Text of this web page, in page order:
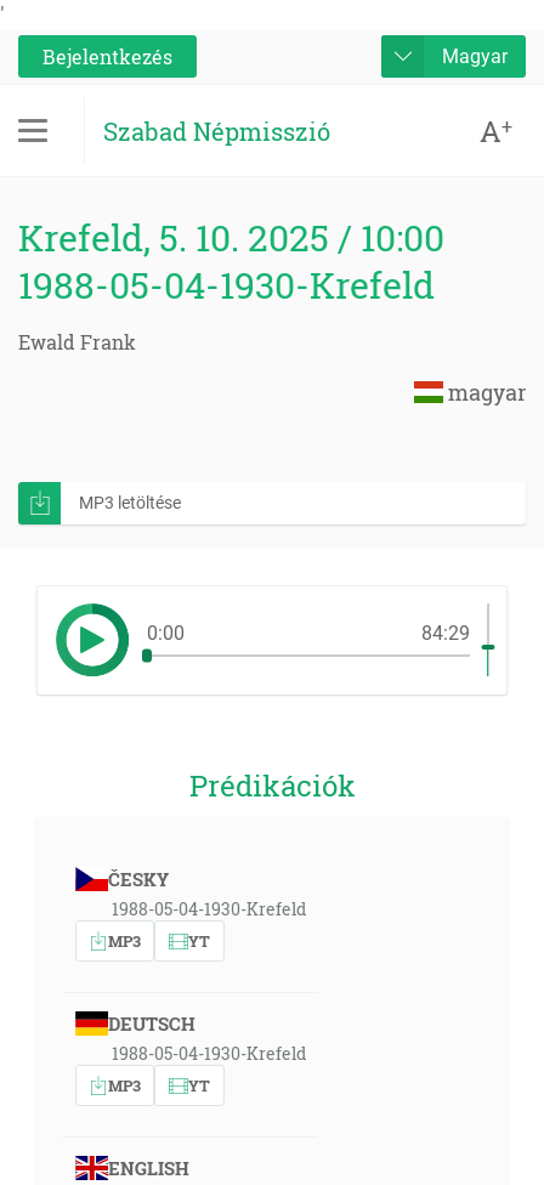
'
Bejelentkezés
Magyar
Szabad Népmisszió A+
Krefeld, 5. 10. 2025 / 10:00
1988-05-04-1930-Krefeld
Ewald Frank
magyar
MP3 letöltése
0:00 84:29
Prédikációk
ČESKY
1988-05-04-1930-Krefeld
MP3 YT
DEUTSCH
1988-05-04-1930-Krefeld
MP3 YT
ENGLISH